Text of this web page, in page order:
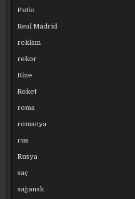
Putin
Real Madrid
reklam
rekor
Rize
Roket
roma
romanya
rus
Rusya
saç
sağanak